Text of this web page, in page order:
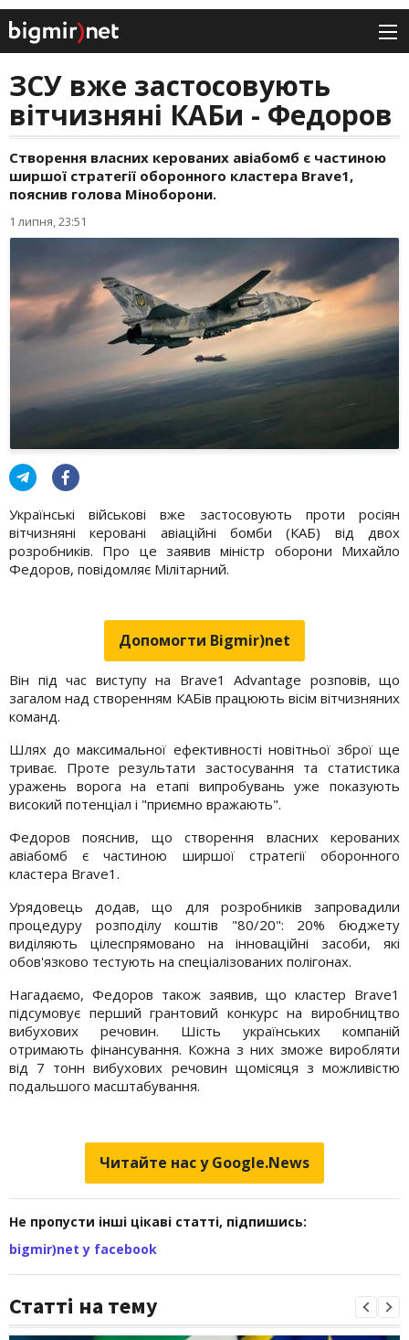
ЗСУ вже застосовують
вітчизняні КАБи - Федоров
Створення власних керованих авіабомб є частиною
ширшої стратегії оборонного кластера Brave1,
пояснив голова Міноборони.
1 липня, 23:51
Українські військові вже застосовують проти росіян
вітчизняні керовані авіаційні бомби (КАБ) від двох
розробників. Про це заявив міністр оборони Михайло
Федоров, повідомляє Мілітарний.
Допомогти Bigmir)net
Він під час виступу на Brave1 Advantage розповів, що
загалом над створенням КАБів працюють вісім вітчизняних
команд.
Шлях до максимальної ефективності новітньої зброї ще
триває. Проте результати застосування та статистика
уражень ворога на етапі випробувань уже показують
високий потенціал і "приємно вражають".
Федоров пояснив, що створення власних керованих
авіабомб є частиною ширшої стратегії оборонного
кластера Brave1.
Урядовець додав, що для розробників запровадили
процедуру розподілу коштів "80/20": 20% бюджету
виділяють цілеспрямовано на інноваційні засоби, які
обов'язково тестують на спеціалізованих полігонах.
Нагадаємо, Федоров також заявив, що кластер Brave1
підсумовує перший грантовий конкурс на виробництво
вибухових речовин. Шість українських компаній
отримають фінансування. Кожна з них зможе виробляти
від 7 тонн вибухових речовин щомісяця з можливістю
подальшого масштабування.
Читайте нас у Google.News
Не пропусти інші цікаві статті, підпишись:
bigmir)net у facebook
Статті на тему